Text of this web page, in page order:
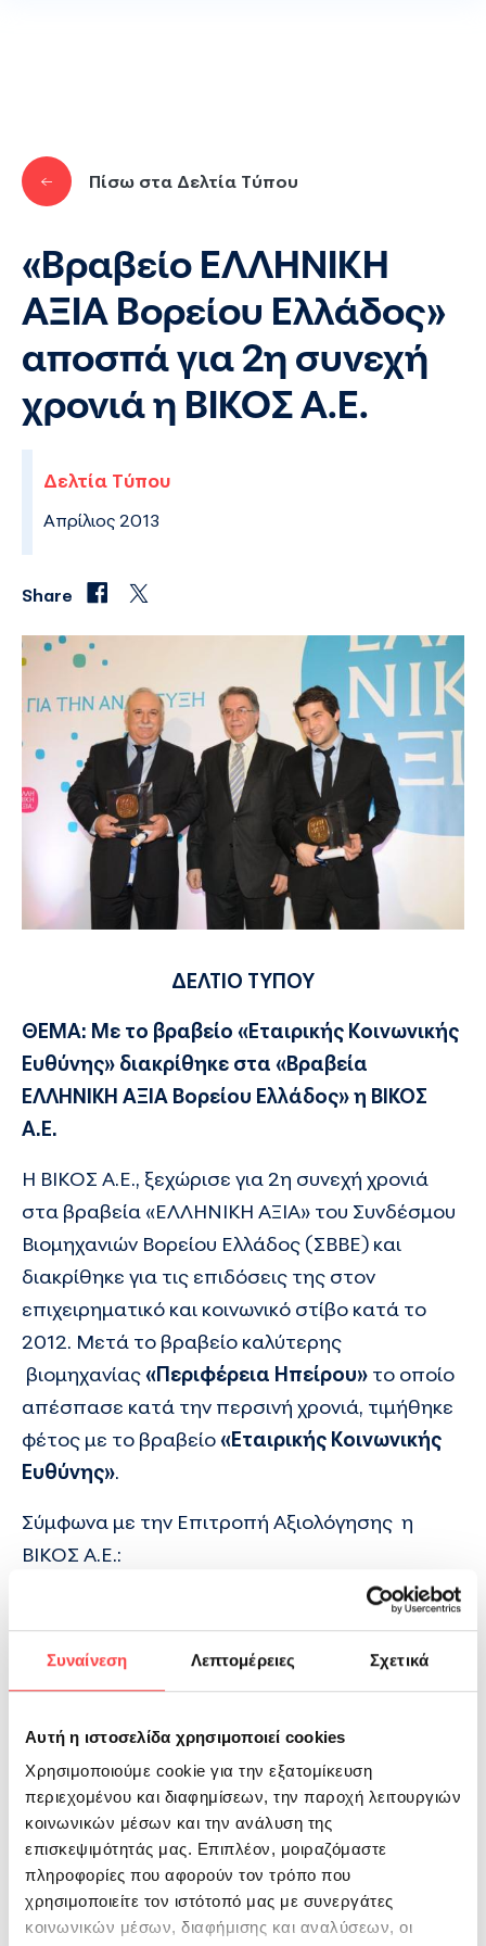
Συναίνεση Λεπτομέρειες Σχετικά
Αυτή η ιστοσελίδα χρησιμοποιεί cookies
Χρησιμοποιούμε cookie για την εξατομίκευση
περιεχομένου και διαφημίσεων, την παροχή λειτουργιών
κοινωνικών μέσων και την ανάλυση της
επισκεψιμότητάς μας. Επιπλέον, μοιραζόμαστε
πληροφορίες που αφορούν τον τρόπο που
χρησιμοποιείτε τον ιστότοπό μας με συνεργάτες
κοινωνικών μέσων, διαφήμισης και αναλύσεων, οι
Πίσω στα Δελτία Τύπου
«Βραβείο ΕΛΛΗΝΙΚΗ
ΑΞΙΑ Βορείου Ελλάδος»
αποσπά για 2η συνεχή
χρονιά η ΒΙΚΟΣ Α.Ε.
Δελτία Τύπου
Απρίλιος 2013
Share
ΔΕΛΤΙΟ ΤΥΠΟΥ
ΘΕΜΑ: Με το βραβείο «Εταιρικής Κοινωνικής
Ευθύνης» διακρίθηκε στα «Βραβεία
ΕΛΛΗΝΙΚΗ ΑΞΙΑ Βορείου Ελλάδος» η ΒΙΚΟΣ
Α.Ε.
Η ΒΙΚΟΣ Α.Ε., ξεχώρισε για 2η συνεχή χρονιά
στα βραβεία «ΕΛΛΗΝΙΚΗ ΑΞΙΑ» του Συνδέσμου
Βιομηχανιών Βορείου Ελλάδος (ΣΒΒΕ) και
διακρίθηκε για τις επιδόσεις της στον
επιχειρηματικό και κοινωνικό στίβο κατά το
2012. Μετά το βραβείο καλύτερης
βιομηχανίας«Περιφέρεια Ηπείρου» το οποίο
απέσπασε κατά την περσινή χρονιά, τιμήθηκε
φέτος με το βραβείο«Εταιρικής Κοινωνικής
Ευθύνης».
Σύμφωνα με την Επιτροπή Αξιολόγησης η
ΒΙΚΟΣ Α.Ε.:
Απασχολεί 270 εργαζόμενους, σε 3
υπερσύγχρονα εργοστάσια, με
καθετοποιημένη παραγωγή, στην ακριτική
Ήπειρο
Είναι ο μεγαλύτερος παραγωγός ιδιωτικής
ετικέτας σε νερό και αναψυκτικά στην
Ελλάδα, με δυνατότητα εμφιάλωσης
200.000 φιαλών ανά ώρα
Η καμπάνια
Εθελοντικής
Αιμοδοσίας:
«Δίνουμε
Αίμα,
Δίνουμε
Ελπίδα»
, αποτελεί διαρκή
πράξη
αλληλεγγύης προς
την κοινωνία